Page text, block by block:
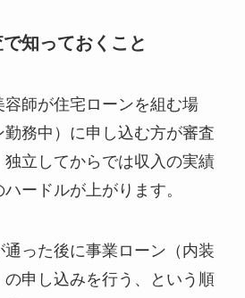
知っておくこと
容師が住宅ローンを組む場
務中）に申し込む方が審査
立してからでは収入の実績
ードルが上がります。
った後に事業ローン（内装
申し込みを行う、という順